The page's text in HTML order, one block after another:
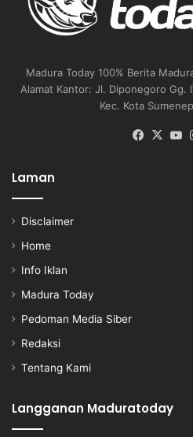
Madura Today 100% Berita
Alamat Kantor: Jl. Diponegoro Gg.
Kec. Kota
X
Laman
Disclaimer
Home
Info Iklan
Madura Today
Pedoman Media Siber
Redaksi
Tentang Kami
Langganan Maduratoday